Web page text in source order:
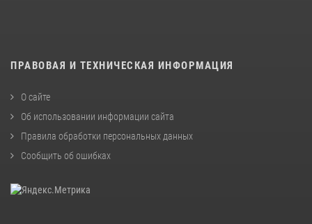
ПРАВОВАЯ И ТЕХНИЧЕСКАЯ ИНФОРМАЦИЯ
О сайте
Об использовании информации сайта
Правила обработки персональных данных
Сообщить об ошибках